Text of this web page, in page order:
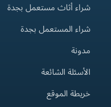
شراء أثاث مستعمل بجدة
شراء المستعمل بجدة
مدونة
الأسئلة الشائعة
خريطة الموقع